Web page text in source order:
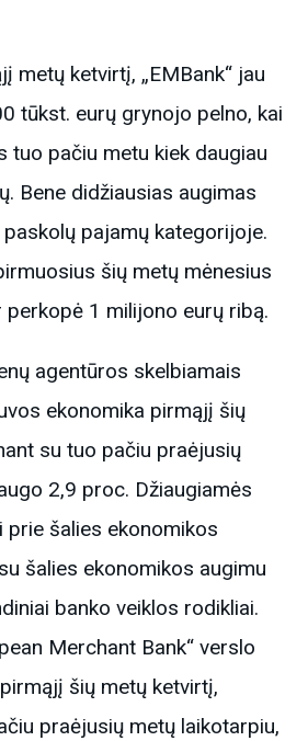
metų ketvirtį, „EMBank“ jau
tūkst. eurų grynojo pelno, kai
tuo pačiu metu kiek daugiau
Bene didžiausias augimas
pajamų kategorijoje.
šių metų mėnesius
1 milijono eurų ribą.
agentūros skelbiamais
ekonomika pirmąjį šių
su tuo pačiu praėjusių
2,9 proc. Džiaugiamės
prie šalies ekonomikos
šalies ekonomikos augimu
banko veiklos rodikliai.
Merchant Bank“ verslo
šių metų ketvirtį,
praėjusių metų laikotarpiu,